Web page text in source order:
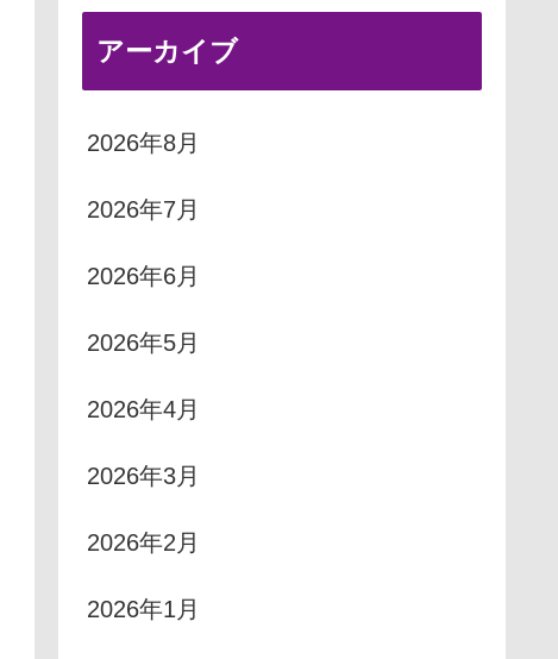
アーカイブ
2026年8月
2026年7月
2026年6月
2026年5月
2026年4月
2026年3月
2026年2月
2026年1月